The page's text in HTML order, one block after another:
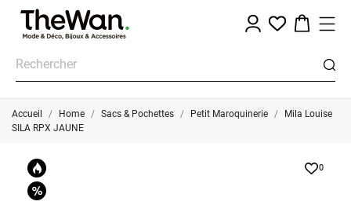
Accueil Home Sacs & Pochettes Petit Maroquinerie
Mila Louise
SILA RPX JAUNE
0